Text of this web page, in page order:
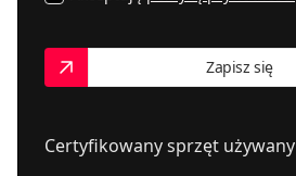
Certyfikowany sprzęt używany
Zapisz się